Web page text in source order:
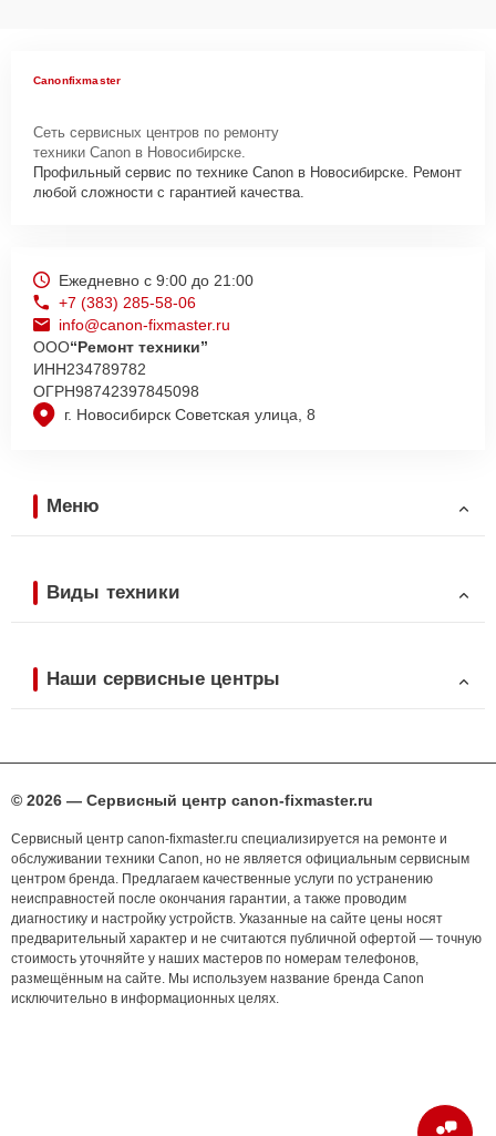
Canonfixmaster
Сеть сервисных центров по ремонту
техники Canon в Новосибирске.
Профильный сервис по технике Canon в Новосибирске. Ремонт
любой сложности с гарантией качества.
г. Новосибирск Советская улица, 8
Ежедневно с 9:00 до 21:00
+7 (383) 285-58-06
info@canon-fixmaster.ru
ООО“Ремонт техники”
ИНН234789782
ОГРН98742397845098
Меню
Виды техники
Наши сервисные центры
© 2026 — Сервисный центр canon-fixmaster.ru
Сервисный центр canon-fixmaster.ru специализируется на ремонте и
обслуживании техники Canon, но не является официальным сервисным
центром бренда. Предлагаем качественные услуги по устранению
неисправностей после окончания гарантии, а также проводим
диагностику и настройку устройств. Указанные на сайте цены носят
предварительный характер и не считаются публичной офертой — точную
стоимость уточняйте у наших мастеров по номерам телефонов,
размещённым на сайте. Мы используем название бренда Canon
исключительно в информационных целях.